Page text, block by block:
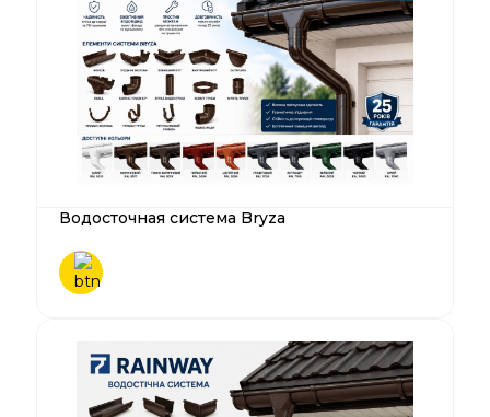
Водосточная система Bryza